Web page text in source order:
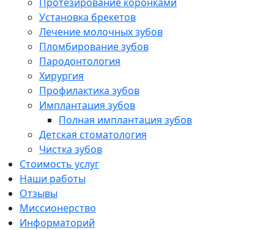
Установка брекетов
Лечение молочных зубов
Пломбирование зубов
Пародонтология
Хирургия
Профилактика зубов
Имплантация зубов
Полная имплантация зубов
Детская стоматология
Чистка зубов
Стоимость услуг
Наши работы
Отзывы
Миссионерство
Информаторий